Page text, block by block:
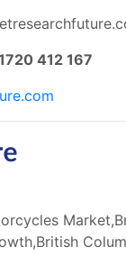
412 167